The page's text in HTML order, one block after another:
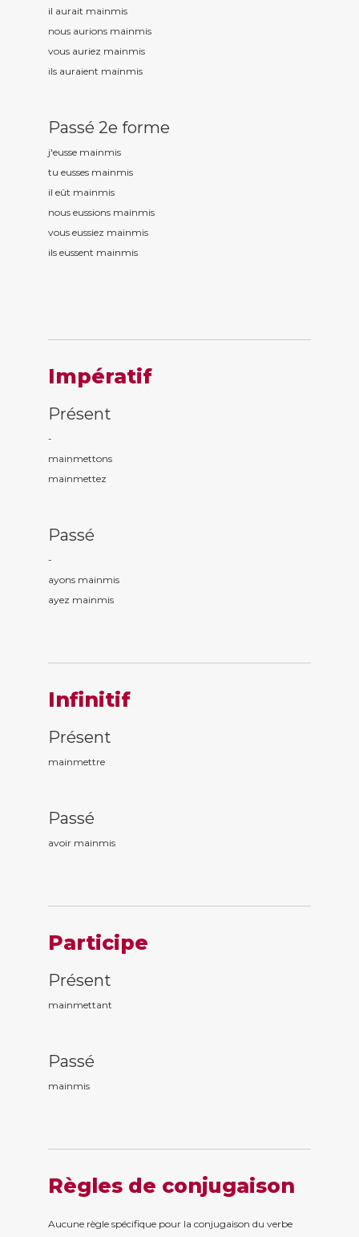
il aurait mainmis
nous aurions mainmis
vous auriez mainmis
ils auraient mainmis
Passé 2e forme
j'eusse mainmis
tu eusses mainmis
il eût mainmis
nous eussions mainmis
vous eussiez mainmis
ils eussent mainmis
Impératif
Présent
-
mainmettons
mainmettez
Passé
-
ayons mainmis
ayez mainmis
Infinitif
Présent
mainmettre
Passé
avoir mainmis
Participe
Présent
mainmettant
Passé
mainmis
Règles de conjugaison
Aucune règle spécifique pour la conjugaison du verbe